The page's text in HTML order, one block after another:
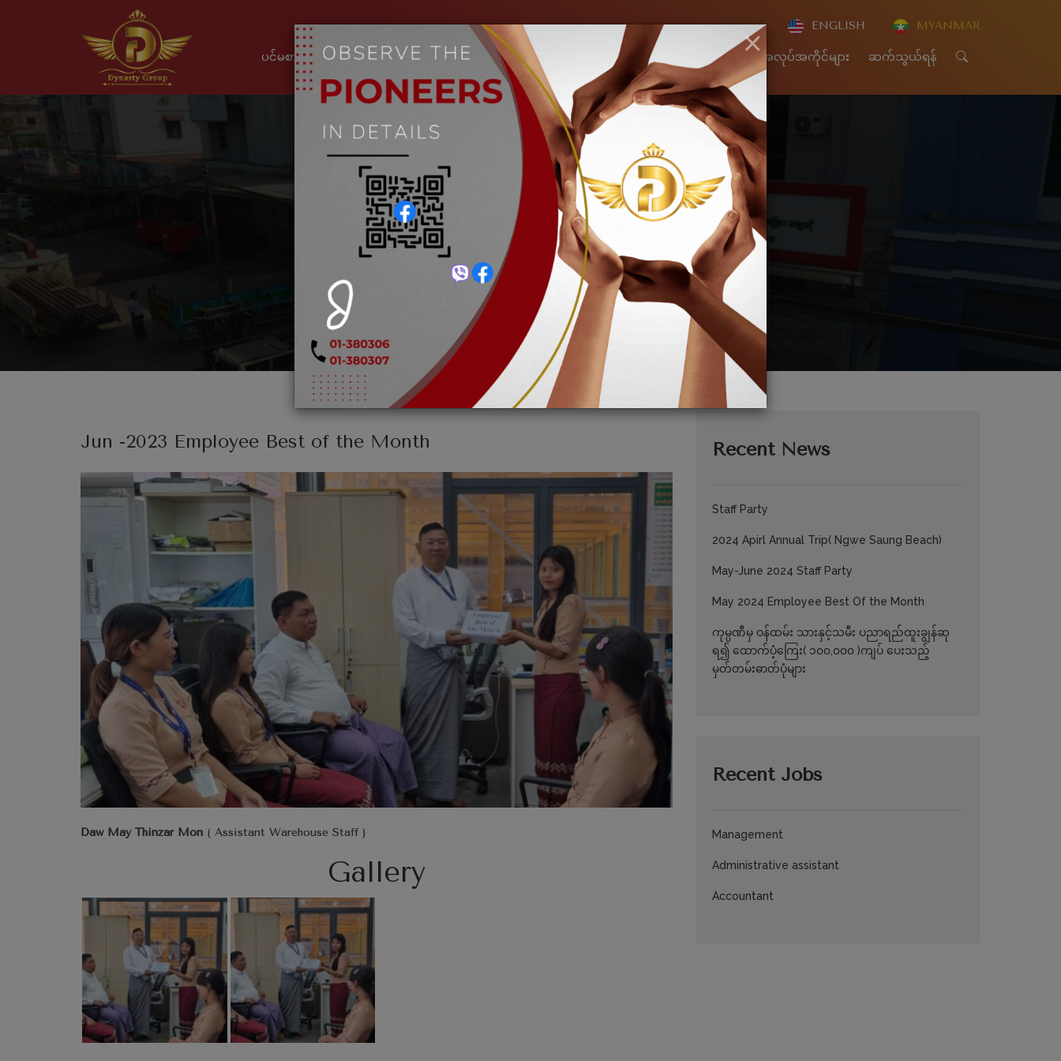
ENGLISH MYANMAR
ပင်မစာမျက်နှာ ကျွန်ုပ်တို့အကြောင်း စက်မှုလုပ်ငန်းများ ပုံများ သတင်းများ CSR အလုပ်အကိုင်များ ဆက်သွယ်ရန်
Jun -2023 Employee Best of the Month
Home သတင်းများ Jun -2023 Employee Best of the Month
Jun -2023 Employee Best of the Month
Daw May Thinzar Mon ( Assistant Warehouse Staff )
Gallery
Recent News
Staff Party
2024 Apirl Annual Trip( Ngwe Saung Beach)
May-June 2024 Staff Party
May 2024 Employee Best Of the Month
ကုမ္ပဏီမှ ဝန်ထမ်း သားနှင့်သမီး ပညာရည်ထူးချွန်ဆု
ရ၍ ထောက်ပံ့ကြေး( ၁၀၀,၀၀၀ )ကျပ် ပေးသည့်
မှတ်တမ်းဓာတ်ပုံများ
Recent Jobs
Management
Administrative assistant
Accountant
×